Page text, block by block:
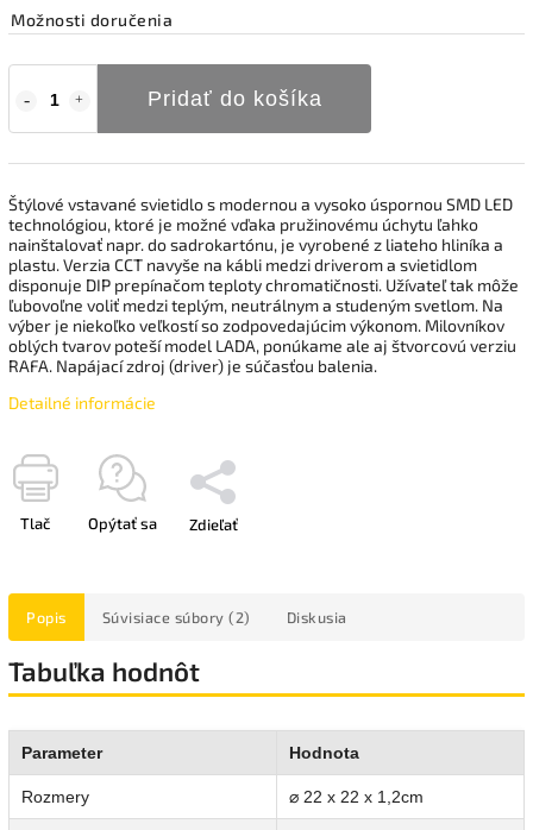
Možnosti doručenia
Pridať do košíka
Štýlové vstavané svietidlo s modernou a vysoko úspornou SMD LED
technológiou, ktoré je možné vďaka pružinovému úchytu ľahko
nainštalovať napr. do sadrokartónu, je vyrobené z liateho hliníka a
plastu. Verzia CCT navyše na kábli medzi driverom a svietidlom
disponuje DIP prepínačom teploty chromatičnosti. Užívateľ tak môže
ľubovoľne voliť medzi teplým, neutrálnym a studeným svetlom. Na
výber je niekoľko veľkostí so zodpovedajúcim výkonom. Milovníkov
oblých tvarov poteší model LADA, ponúkame ale aj štvorcovú verziu
RAFA. Napájací zdroj (driver) je súčasťou balenia.
Detailné informácie
Tlač Opýtať sa Zdieľať
Popis Súvisiace súbory (2) Diskusia
Tabuľka hodnôt
Parameter Hodnota
Rozmery ⌀ 22 x 22 x 1,2cm